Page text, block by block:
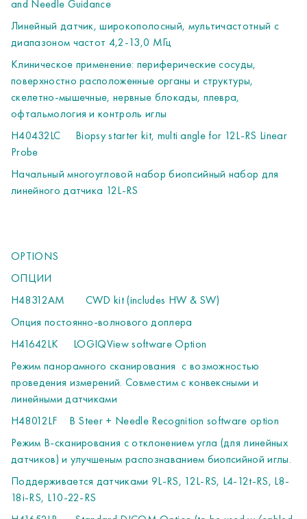
К ВЫБОРУ ОДНА ИЗ ТРЕХ ПОЗИЦИЙ
H48352AR
Advanced Icart 3PP ASSY
Трехпортовое устройство для тележки
REMOTE SUPPORT
УДАЛЕННАЯ ПОДДЕРЖКА (ОБЯЗАТЕЛЬНА К ЗАКАЗУ)
со стороны технических и клинических специалистов в
течение 5 лет эксплуатации системы
течение 5 лет эксплуатации вашей системы
-Пройдите первый этап обучения по своей системе в
дополненной реальности с помощью мобильного
-Обращайтесь к нам напрямую со своей ультразвуковой
системы с помощью кнопки «Contact GE» (Обратиться в
GE) в нижней части экрана, позвоните сервисный центр по
телефону 8(800)333-69-67 или свяжитесь с нами через
приложение STAR"
EDUCATION
ВИДОВ ОБУЧЕНИЯ (ОНЛАЙН GE АКАДЕМИЯ ИЛИ
ИНДИВИДУАЛЬНАЯ ОНЛАЙН КОНСУЛЬТАЦИЯ ПО
and Needle Guidance
Линейный датчик, широкополосный, мультичастотный с
диапазоном частот 4,2-13,0 МГц
Клиническое применение: периферические сосуды,
поверхностно расположенные органы и структуры,
скелетно-мышечные, нервные блокады, плевра,
офтальмология и контроль иглы
H40432LC
Biopsy starter kit, multi angle for 12L-RS Linear
Probe
Начальный многоугловой набор биопсийный набор для
линейного датчика 12L-RS
OPTIONS
ОПЦИИ
H48312AM
CWD kit (includes HW & SW)
Опция постоянно-волнового доплера
H41642LK
LOGIQView software Option
Режим панорамного сканирования с возможностью
проведения измерений. Совместим с конвексными и
линейными датчиками
H48012LF
B Steer + Needle Recognition software option
Режим B-сканирования с отклонением угла (для линейных
датчиков) и улучшеным распознаванием биопсийной иглы.
Поддерживается датчиками 9L-RS, 12L-RS, L4-12t-RS, L8-
18i-RS, L10-22-RS